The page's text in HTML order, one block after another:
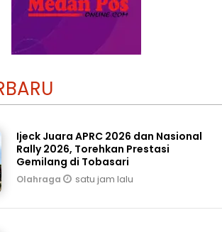
Ijeck Juara APRC 2026 dan Nasional
Rally 2026, Torehkan Prestasi
Gemilang di Tobasari
Olahraga satu jam lalu